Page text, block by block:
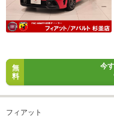
無
料
今
フィアット